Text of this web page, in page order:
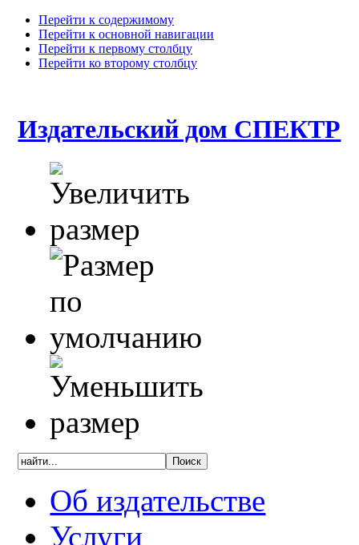
Перейти к содержимому
Перейти к основной навигации
Перейти к первому столбцу
Перейти ко второму столбцу
Издательский дом СПЕКТР
Об издательстве
Услуги